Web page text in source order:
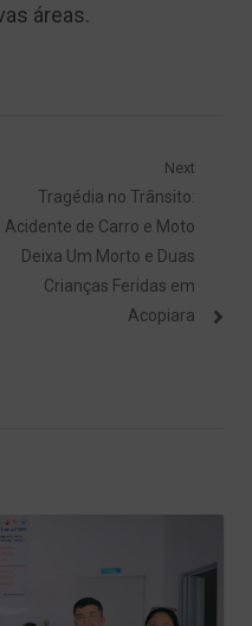
áreas.
Next
Next
post:
Tragédia no Trânsito:
Acidente de Carro e Moto
Deixa Um Morto e Duas
Crianças Feridas em
Acopiara